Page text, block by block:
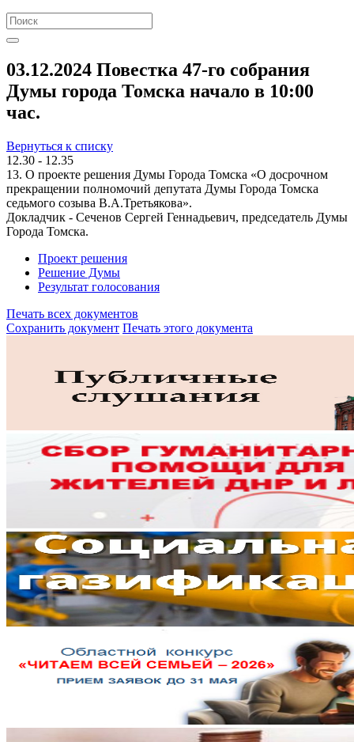
03.12.2024 Повестка 47-го собрания
Думы города Томска начало в 10:00
час.
Вернуться к списку
12.30 - 12.35
13. О проекте решения Думы Города Томска «О досрочном
прекращении полномочий депутата Думы Города Томска
седьмого созыва В.А.Третьякова».
Докладчик - Сеченов Сергей Геннадьевич, председатель Думы
Города Томска.
Проект решения
Решение Думы
Результат голосования
Печать всех документов
Сохранить документ Печать этого документа